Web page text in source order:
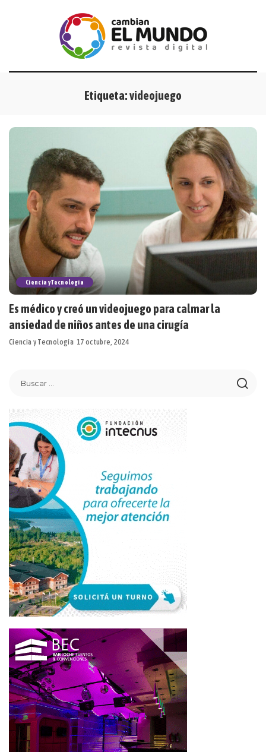
Etiqueta:videojuego
Ciencia y Tecnología
Es médico y creó un videojuego para calmar la
ansiedad de niños antes de una cirugía
Ciencia y Tecnología 17 octubre, 2024